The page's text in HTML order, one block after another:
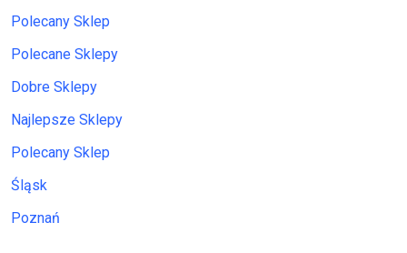
Polecany Sklep
Polecane Sklepy
Dobre Sklepy
Najlepsze Sklepy
Polecany Sklep
Śląsk
Poznań